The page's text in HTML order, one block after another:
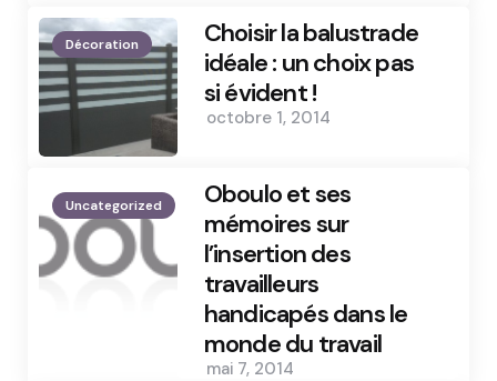
Décoration
Choisir la balustrade
idéale : un choix pas
si évident !
octobre 1, 2014
Uncategorized
Oboulo et ses
mémoires sur
l’insertion des
travailleurs
handicapés dans le
monde du travail
mai 7, 2014